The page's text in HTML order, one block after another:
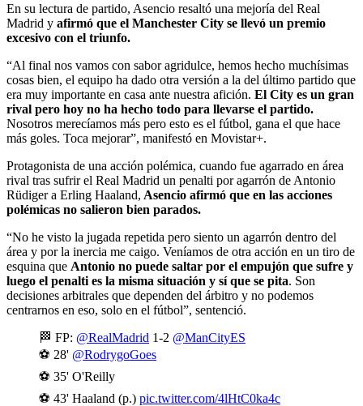
En su lectura de partido, Asencio resaltó una mejoría del Real
Madrid y afirmó que el Manchester City se llevó un premio
excesivo con el triunfo.
“Al final nos vamos con sabor agridulce, hemos hecho muchísimas
cosas bien, el equipo ha dado otra versión a la del último partido que
era muy importante en casa ante nuestra afición. El City es un gran
rival pero hoy no ha hecho todo para llevarse el partido.
Nosotros merecíamos más pero esto es el fútbol, gana el que hace
más goles. Toca mejorar”, manifestó en Movistar+.
Protagonista de una acción polémica, cuando fue agarrado en área
rival tras sufrir el Real Madrid un penalti por agarrón de Antonio
Rüdiger a Erling Haaland, Asencio afirmó que en las acciones
polémicas no salieron bien parados.
“No he visto la jugada repetida pero siento un agarrón dentro del
área y por la inercia me caigo. Veníamos de otra acción en un tiro de
esquina que Antonio no puede saltar por el empujón que sufre y
luego el penalti es la misma situación y sí que se pita. Son
decisiones arbitrales que dependen del árbitro y no podemos
centrarnos en eso, solo en el fútbol”, sentenció.
🏁 FP: @RealMadrid 1-2 @ManCityES
⚽ 28' @RodrygoGoes
⚽ 35' O'Reilly
⚽ 43' Haaland (p.) pic.twitter.com/4lHtC0ka4c